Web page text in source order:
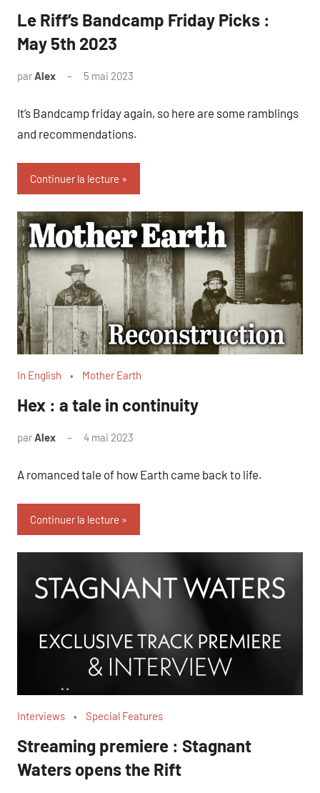
Le Riff’s Bandcamp Friday Picks :
May 5th 2023
parAlex 5 mai 2023
It’s Bandcamp friday again, so here are some ramblings
and recommendations.
Continuer la lecture
In English Mother Earth
Hex : a tale in continuity
parAlex 4 mai 2023
A romanced tale of how Earth came back to life.
Continuer la lecture
Interviews Special Features
Streaming premiere : Stagnant
Waters opens the Rift